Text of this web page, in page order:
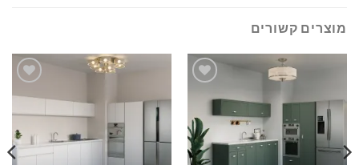
מוצרים קשורים
שלי
הוסף
שלי